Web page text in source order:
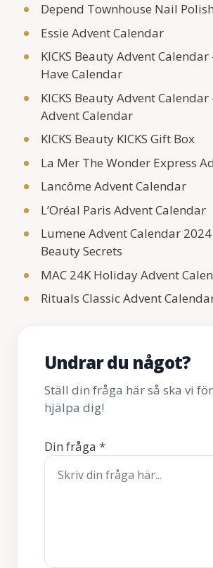
Depend Townhouse Nail
Essie Advent Calendar
KICKS Beauty Advent
Have Calendar
KICKS Beauty Advent
Advent Calendar
KICKS Beauty KICKS Gift Box
La Mer The Wonder Express
Lancôme Advent Calendar
L’Oréal Paris Advent Calendar
Lumene Advent Calendar
Beauty Secrets
MAC 24K Holiday Advent
Rituals Classic Advent
Undrar du något?
Ställ din fråga här så ska vi
hjälpa dig!
Din fråga *